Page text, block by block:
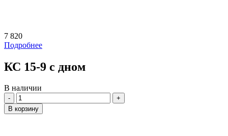
7 820
Подробнее
КС 15-9 с дном
В наличии
Количество
В корзину